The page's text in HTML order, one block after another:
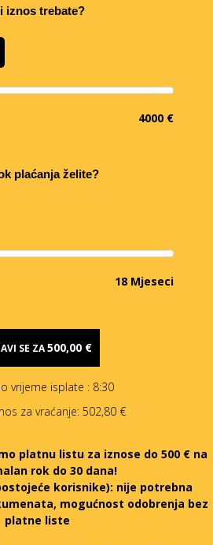
iznos trebate?
4000 €
plaćanja želite?
18 Mjeseci
SE ZA500,00 €
vrijeme isplate : 8:30
za vraćanje: 502,80 €
platnu listu za iznose do 500 € na
rok do 30 dana!
korisnike): nije potrebna
mogućnost odobrenja bez
platne liste